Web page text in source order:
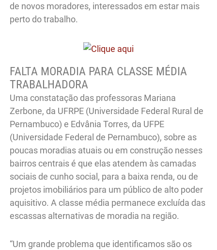
de novos moradores, interessados em estar mais
perto do trabalho.
FALTA MORADIA PARA CLASSE MÉDIA
TRABALHADORA
Uma constatação das professoras Mariana
Zerbone, da UFRPE (Universidade Federal Rural de
Pernambuco) e Edvânia Torres, da UFPE
(Universidade Federal de Pernambuco), sobre as
poucas moradias atuais ou em construção nesses
bairros centrais é que elas atendem às camadas
sociais de cunho social, para a baixa renda, ou de
projetos imobiliários para um público de alto poder
aquisitivo. A classe média permanece excluída das
escassas alternativas de moradia na região.
“Um grande problema que identificamos são os